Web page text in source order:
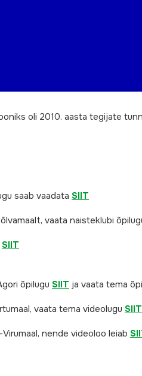
oli 2010. aasta tegijate
saab vaadata SIIT
vaata naisteklubi
SIIT
õpilugu SIIT ja vaata tema
vaata tema videolugu SIIT
Virumaal, nende videoloo leiab